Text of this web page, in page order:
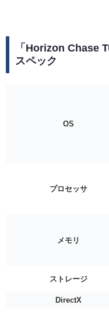
「Horizon Chase
スペック
OS
プロセッサ
メモリ
ストレージ
DirectX